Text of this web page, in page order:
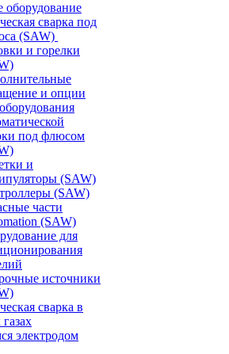
оборудование
сварка под
(SAW)
и горелки
и опции
под флюсом
и
(SAW)
(SAW)
части
(SAW)
для
источники
сварка в
электродом